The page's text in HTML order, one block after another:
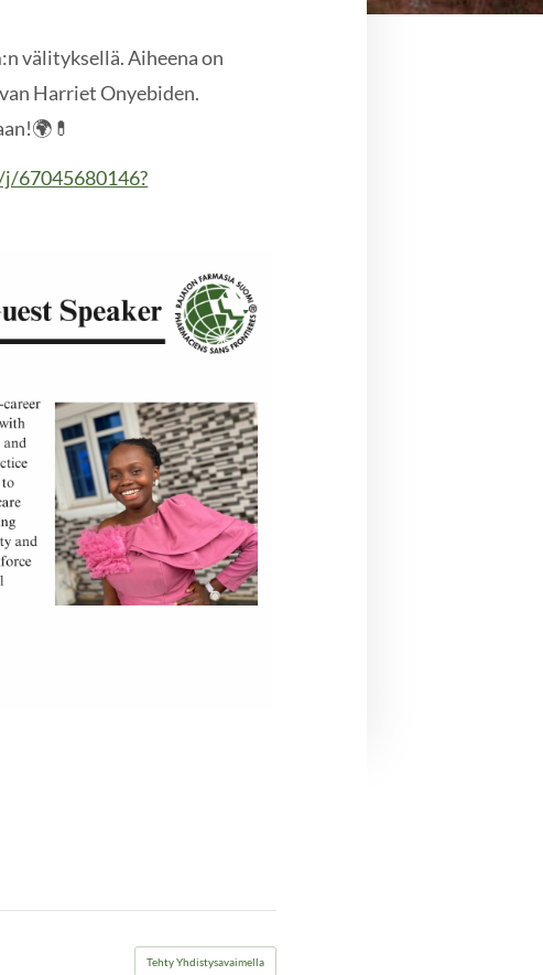
välityksellä. Aiheena on
Harriet Onyebiden.
67045680146?
Tehty Yhdistysavaimella